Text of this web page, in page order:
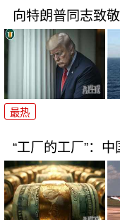
向特朗普同志致
最热
“工厂的工厂”：